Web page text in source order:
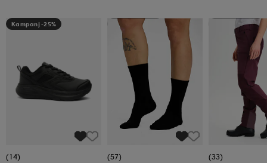
Kampanj -25%
(14)
Kampanj -25%
(57)
Kampanj -25%
(33)